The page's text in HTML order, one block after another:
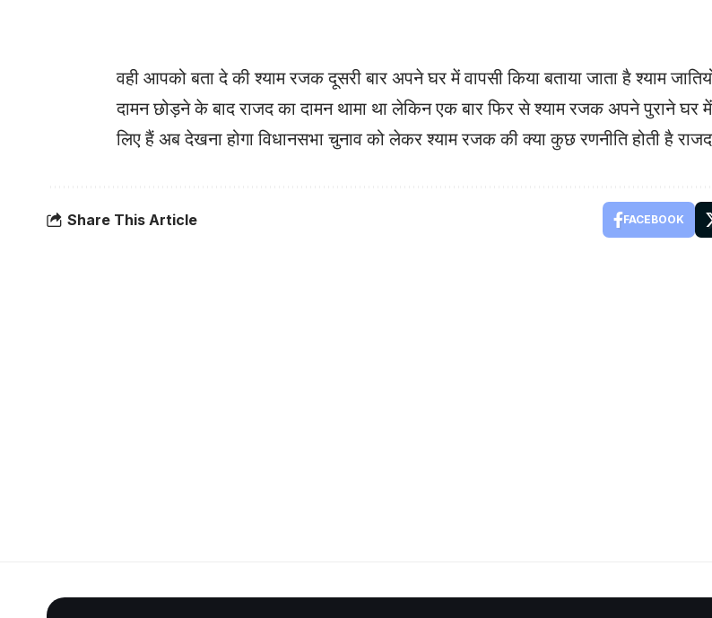
वही आपको बता दे की श्याम रजक दूसरी बार अपने घर में वापसी किया बताया जाता है श्याम
दामन छोड़ने के बाद राजद का दामन थामा था लेकिन एक बार फिर से श्याम रजक अपने पुराने घर
लिए हैं अब देखना होगा विधानसभा चुनाव को लेकर श्याम रजक की क्या कुछ रणनीति होती है
Share This Article FACEBOOK